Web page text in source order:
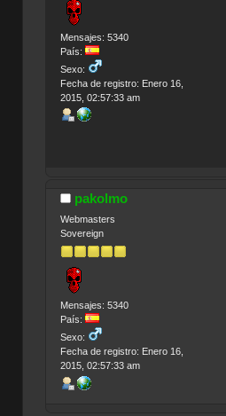
Mensajes: 5340
País:
Sexo:
Fecha de registro: Enero 16,
2015, 02:57:33 am
pakolmo
Webmasters
Sovereign
Mensajes: 5340
País:
Sexo:
Fecha de registro: Enero 16,
2015, 02:57:33 am